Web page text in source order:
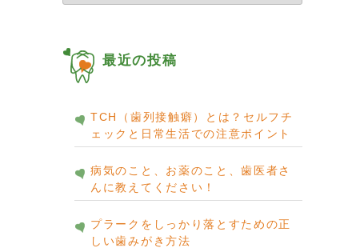
カ
最近の投稿
TCH（歯列接触癖）とは？セルフチ
ェックと日常生活での注意ポイント
病気のこと、お薬のこと、歯医者さ
んに教えてください！
プラークをしっかり落とすための正
しい歯みがき方法